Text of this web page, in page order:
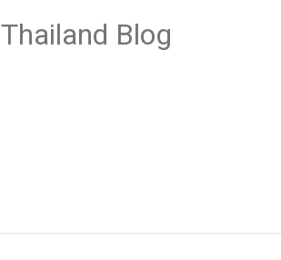
Thailand Blog